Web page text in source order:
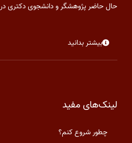
حال حاضر پژوهشگر و دانشجوی دکتری
بیشتر بدانید
لینک‌های مفید
چطور شروع کنم؟